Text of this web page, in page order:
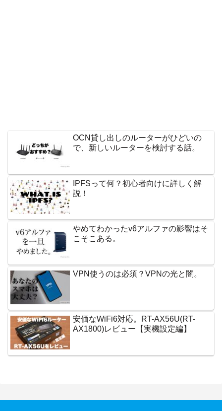
OCN貸し出しのルーターがひどいの
で、新しいルーターを検討する話。
IPFSって何？初心者向けに詳しく解
説！
やめてわかったv6アルファの影響はそ
こそこある。
VPN使うのは必須？VPNの光と闇。
安価なWiFi6対応。RT-AX56U(RT-
AX1800)レビュー【実機設定編】